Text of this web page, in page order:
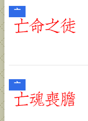
亠
亠